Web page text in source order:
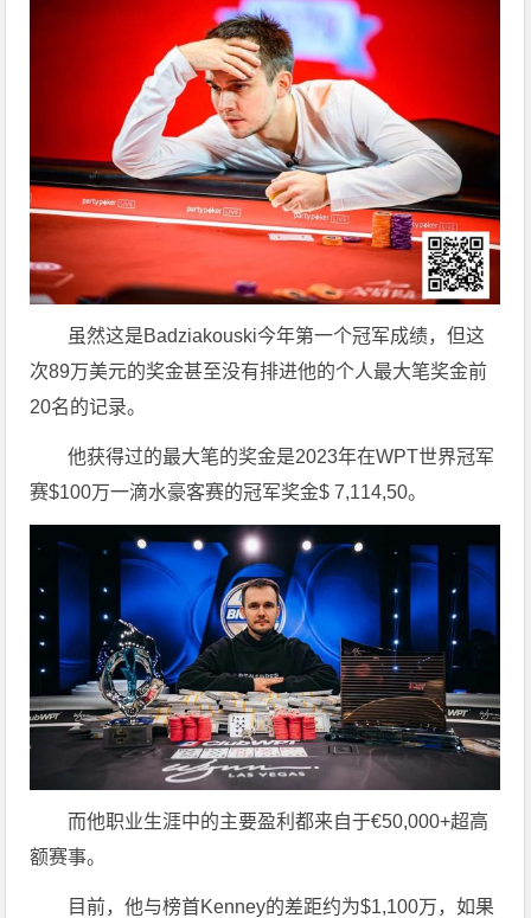
虽然这是Badziakouski今年第一个冠军成绩，但这
次89万美元的奖金甚至没有排进他的个人最大笔奖金前
20名的记录。
他获得过的最大笔的奖金是2023年在WPT世界冠军
赛$100万一滴水豪客赛的冠军奖金$ 7,114,50。
而他职业生涯中的主要盈利都来自于€50,000+超高
额赛事。
目前，他与榜首Kenney的差距约为$1,100万，如果